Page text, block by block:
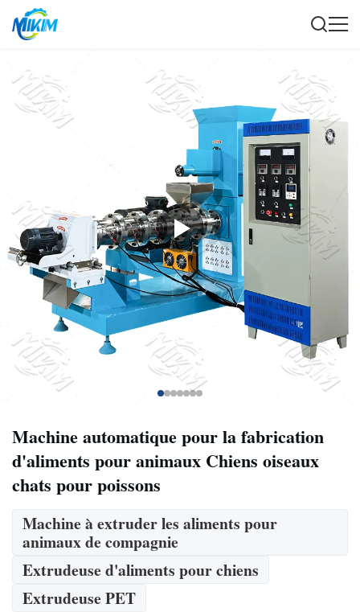
Machine automatique pour la fabrication
d'aliments pour animaux Chiens oiseaux
chats pour poissons
Machine à extruder les aliments pour
animaux de compagnie
Extrudeuse d'aliments pour chiens
Extrudeuse PET